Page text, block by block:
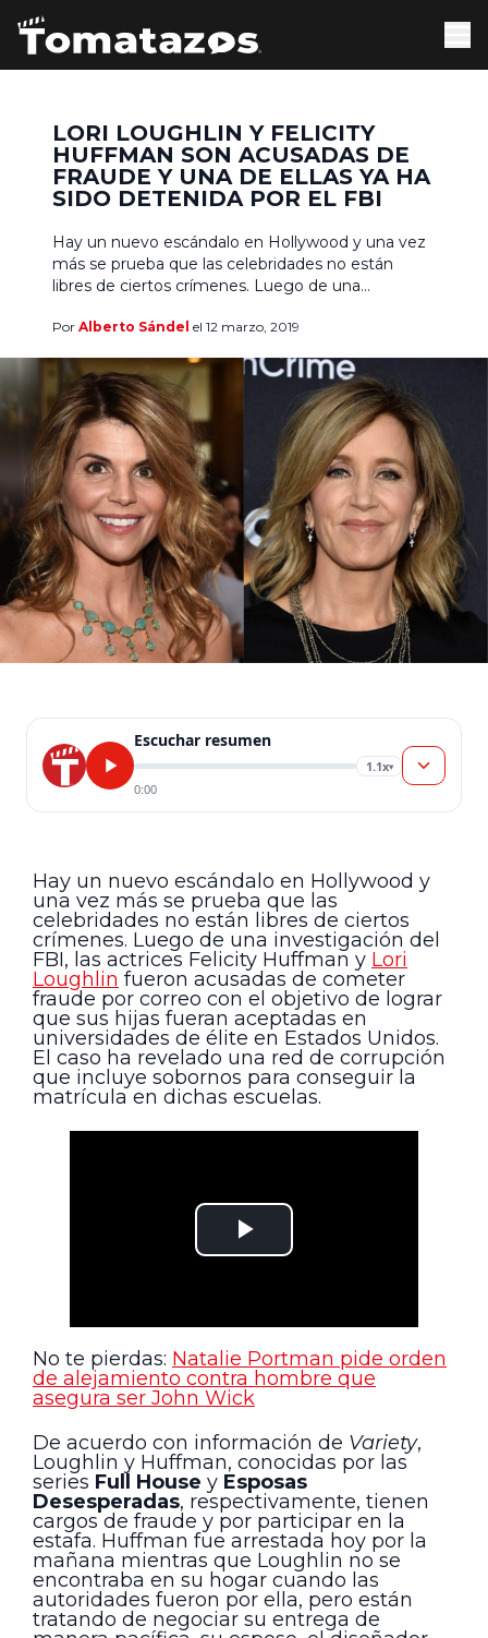
LORI LOUGHLIN Y FELICITY
HUFFMAN SON ACUSADAS DE
FRAUDE Y UNA DE ELLAS YA HA
SIDO DETENIDA POR EL FBI
Hay un nuevo escándalo en Hollywood y una vez
más se prueba que las celebridades no están
libres de ciertos crímenes. Luego de una
y Lori Loughlin fueron acusadas de cometer
hijas fueran aceptadas en universidades de élite
[…]
Por Alberto Sándel el 12 marzo, 2019
Escuchar resumen
1.1x▾
0:00
Hay un nuevo escándalo en Hollywood y
una vez más se prueba que las
celebridades no están libres de ciertos
crímenes. Luego de una investigación del
FBI, las actrices Felicity Huffman y Lori
Loughlin fueron acusadas de cometer
fraude por correo con el objetivo de lograr
que sus hijas fueran aceptadas en
universidades de élite en Estados Unidos.
El caso ha revelado una red de corrupción
que incluye sobornos para conseguir la
matrícula en dichas escuelas.
No te pierdas: Natalie Portman pide orden
de alejamiento contra hombre que
asegura ser John Wick
De acuerdo con información de Variety,
Loughlin y Huffman, conocidas por las
series Full House y Esposas
Desesperadas, respectivamente, tienen
cargos de fraude y por participar en la
estafa. Huffman fue arrestada hoy por la
mañana mientras que Loughlin no se
encontraba en su hogar cuando las
autoridades fueron por ella, pero están
tratando de negociar su entrega de